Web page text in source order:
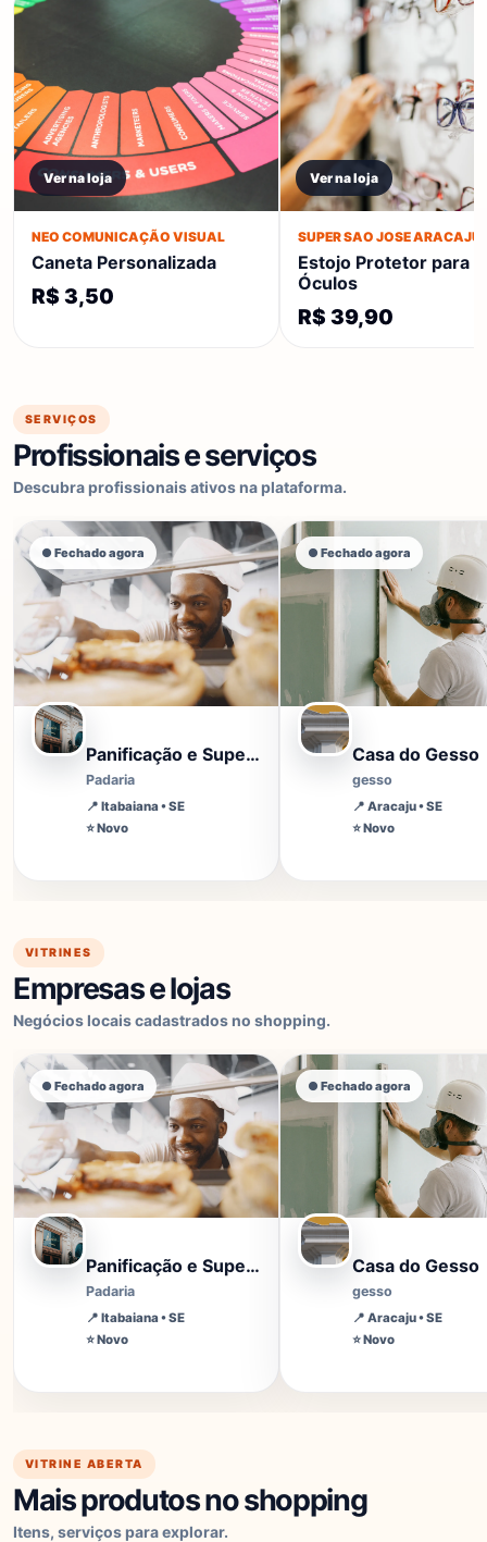
Ver na loja
NEO COMUNICAÇÃO VISUAL
Caneta Personalizada
R$ 3,50
Ver na loja
SUPER SAO JOSE ARACAJU
Estojo Protetor para
Óculos
R$ 39,90
SERVIÇOS
Profissionais e serviços
Descubra profissionais ativos na plataforma.
● Fechado agora
Panificação e Supermercado Souza
Padaria
📍 Itabaiana• SE
⭐ Novo
● Fechado agora
Casa do Gesso
gesso
📍 Aracaju• SE
⭐ Novo
VITRINES
Empresas e lojas
Negócios locais cadastrados no shopping.
● Fechado agora
Panificação e Supermercado Souza
Padaria
📍 Itabaiana• SE
⭐ Novo
● Fechado agora
Casa do Gesso
gesso
📍 Aracaju• SE
⭐ Novo
VITRINE ABERTA
Mais produtos no shopping
Itens, serviços para explorar.